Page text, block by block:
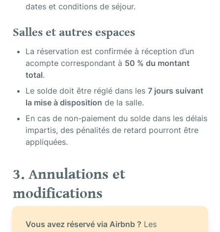
dates et conditions de séjour.
Salles et autres espaces
La réservation est confirmée à réception d’un
acompte correspondant à 50 % du montant
total.
Le solde doit être réglé dans les 7 jours suivant
la mise à disposition de la salle.
En cas de non-paiement du solde dans les délais
impartis, des pénalités de retard pourront être
appliquées.
3. Annulations et
modifications
Vous avez réservé via Airbnb ? Les